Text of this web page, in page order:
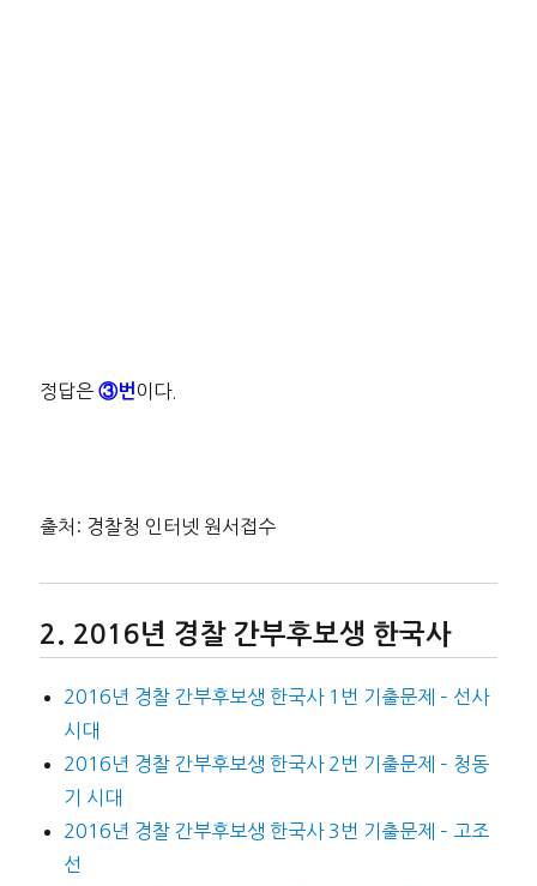
정답은③번 이다.
출처: 경찰청 인터넷 원서접수
2016년 경찰 간부후보생 한국사
2016년 경찰 간부후보생 한국사 1번 기출문제 – 선사
시대
2016년 경찰 간부후보생 한국사 2번 기출문제 – 청동
기 시대
2016년 경찰 간부후보생 한국사 3번 기출문제 – 고조
선